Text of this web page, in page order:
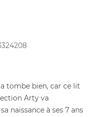
tombe bien, car ce lit
Arty va
naissance à ses 7 ans